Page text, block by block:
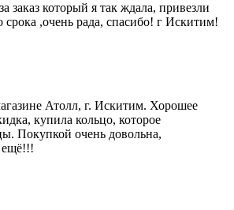
заказ который я так ждала, привезли
срока ,очень рада, спасибо! г Искитим!
Атолл, г. Искитим. Хорошее
купила кольцо, которое
Покупкой очень довольна,
ещё!!!